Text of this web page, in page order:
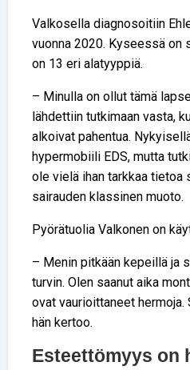
Valkosella diagnosoitiin
vuonna 2020. Kyseessä on
on 13 eri alatyyppiä.
– Minulla on ollut tämä
lähdettiin tutkimaan vasta,
alkoivat pahentua.
hypermobiili EDS, mutta
ole vielä ihan tarkkaa
sairauden klassinen muoto.
Pyörätuolia Valkonen on
– Menin pitkään kepeillä ja
turvin. Olen saanut aika
ovat vaurioittaneet hermoja.
hän kertoo.
Esteettömyys on